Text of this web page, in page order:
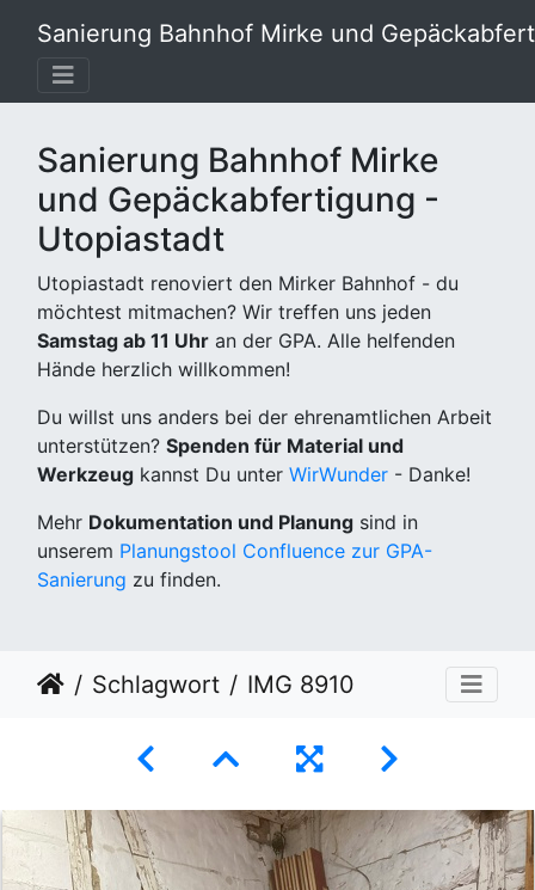
Sanierung Bahnhof Mirke und
Sanierung Bahnhof Mirke
und Gepäckabfertigung -
Utopiastadt
Utopiastadt renoviert den Mirker Bahnhof - du
möchtest mitmachen? Wir treffen uns jeden
Samstag ab 11 Uhr an der GPA. Alle helfenden
Hände herzlich willkommen!
Du willst uns anders bei der ehrenamtlichen Arbeit
unterstützen? Spenden für Material und
Werkzeug kannst Du unter WirWunder - Danke!
Mehr Dokumentation und Planung sind in
unserem Planungstool Confluence zur GPA-
Sanierung zu finden.
Schlagwort IMG 8910